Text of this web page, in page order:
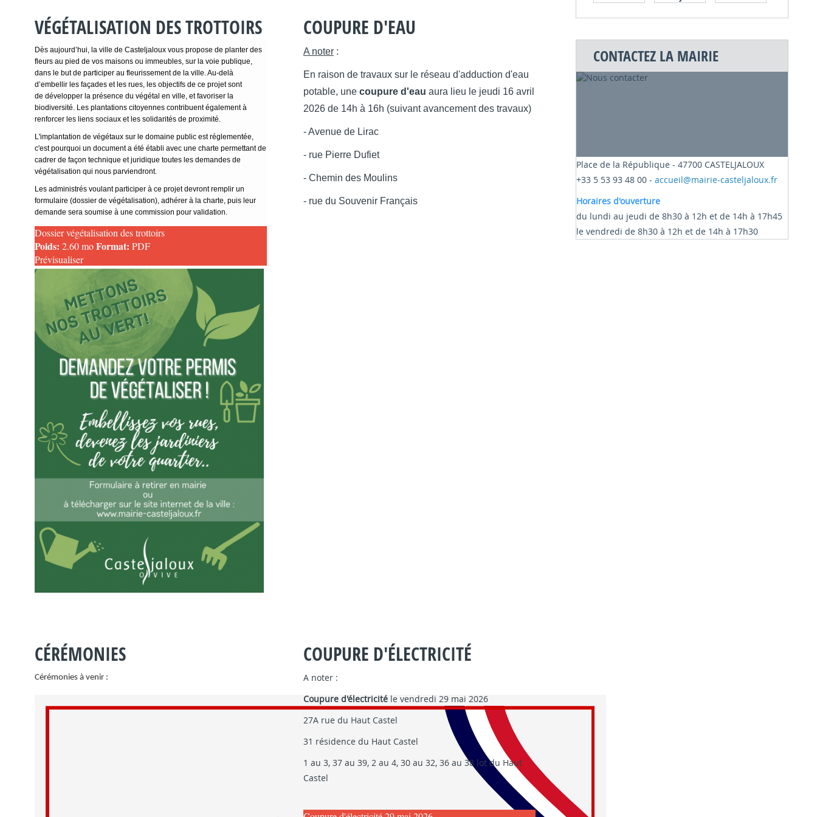
VÉGÉTALISATION DES TROTTOIRS
Dès aujourd’hui, la ville de Casteljaloux vous propose de planter des
fleurs au pied de vos maisons ou immeubles, sur la voie publique,
dans le but de participer au fleurissement de la ville. Au-delà
d’embellir les façades et les rues, les objectifs de ce projet sont
de développer la présence du végétal en ville, et favoriser la
biodiversité. Les plantations citoyennes contribuent également à
renforcer les liens sociaux et les solidarités de proximité.
L'implantation de végétaux sur le domaine public est réglementée,
c'est pourquoi un document a été établi avec une charte permettant de
cadrer de façon technique et juridique toutes les demandes de
végétalisation qui nous parviendront.
Les administrés voulant participer à ce projet devront remplir un
formulaire (dossier de végétalisation), adhérer à la charte, puis leur
demande sera soumise à une commission pour validation.
Dossier végétalisation des trottoirs
Poids: 2.60 moFormat: PDF
Prévisualiser
COUPURE D'EAU
A noter:
En raison de travaux sur le réseau d'adduction d'eau
potable, une coupure d'eau aura lieu le jeudi 16 avril
2026 de 14h à 16h (suivant avancement des travaux)
- Avenue de Lirac
- rue Pierre Dufiet
- Chemin des Moulins
- rue du Souvenir Français
CÉRÉMONIES
Cérémonies à venir :
COUPURE D'ÉLECTRICITÉ
A noter :
Coupure d'électricitéle vendredi 29 mai 2026
27A rue du Haut Castel
31 résidence du Haut Castel
1 au 3, 37 au 39, 2 au 4, 30 au 32, 36 au 38 lot du Haut
Castel
CONTACTEZ LA MAIRIE
Place de la République - 47700 CASTELJALOUX
+33 5 53 93 48 00 - accueil@mairie-casteljaloux.fr
Horaires d'ouverture
du lundi au jeudi de 8h30 à 12h et de 14h à 17h45
le vendredi de 8h30 à 12h et de 14h à 17h30